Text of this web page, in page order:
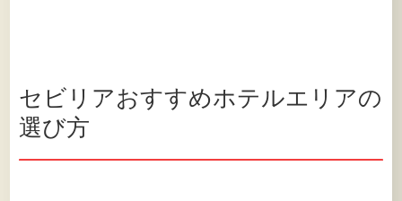
セビリアおすすめホテルエリアの
選び方